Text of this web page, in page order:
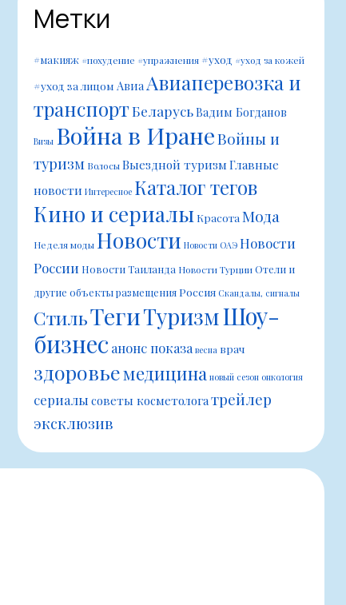
Метки
#макияж #похудение #упражнения #уход #уход за кожей
#уход за лицом Авиа Авиаперевозка и
транспортБеларусьВадим Богданов
Визы Война в ИранеВойны и
туризм ВолосыВыездной туризмГлавные
новости Интересное Каталог тегов
Кино и сериалыКрасота Мода
Неделя моды Новости Новости ОАЭ Новости
России Новости Таиланда Новости ТурцииОтели и
другие объекты размещенияРоссия Скандалы, сигналы
СтильТегиТуризмШоу-
бизнес анонс показа весна врач
здоровьемедицина новый сезон онкология
сериалы советы косметологатрейлер
эксклюзив